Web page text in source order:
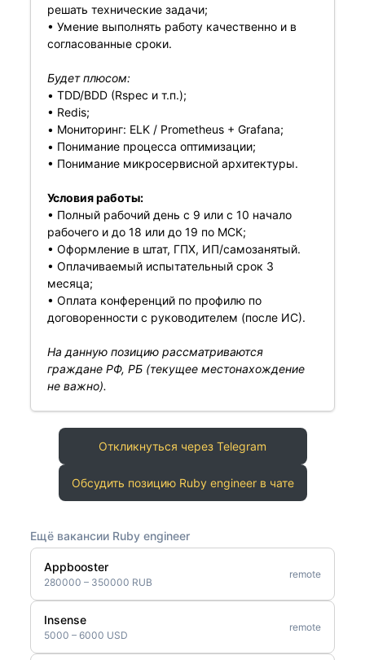
решать технические задачи;
• Умение выполнять работу качественно и в
согласованные сроки.
Будет плюсом:
• TDD/BDD (Rspec и т.п.);
• Redis;
• Мониторинг: ELK / Prometheus + Grafana;
• Понимание процесса оптимизации;
• Понимание микросервисной архитектуры.
Условия работы:
• Полный рабочий день с 9 или с 10 начало
рабочего и до 18 или до 19 по МСК;
• Оформление в штат, ГПХ, ИП/самозанятый.
• Оплачиваемый испытательный срок 3
месяца;
• Оплата конференций по профилю по
договоренности с руководителем (после ИС).
На данную позицию рассматриваются
граждане РФ, РБ (текущее местонахождение
не важно).
Откликнуться через Telegram
Обсудить позицию Ruby engineer в чате
Ещё вакансии Ruby engineer
Appbooster
280000 – 350000 RUB
remote
Insense
5000 – 6000 USD
remote